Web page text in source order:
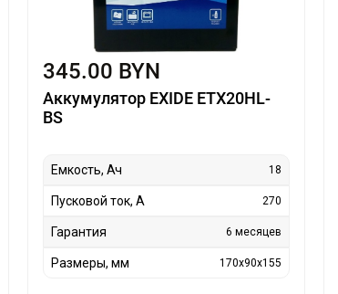
345.00 BYN
Аккумулятор EXIDE ETX20HL-
BS
Емкость, Ач 18
Пусковой ток, А 270
Гарантия 6 месяцев
Размеры, мм 170x90x155